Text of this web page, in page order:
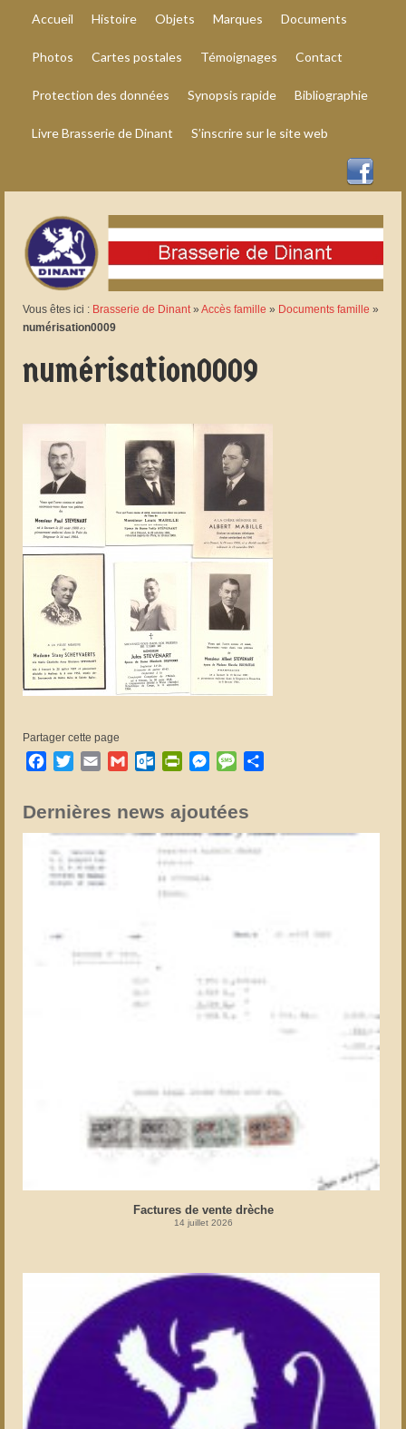
Accueil Histoire Objets Marques Documents
Photos Cartes postales Témoignages Contact
Protection des données Synopsis rapide Bibliographie
Livre Brasserie de Dinant S’inscrire sur le site web
Vous êtes ici : Brasserie de Dinant» Accès famille » Documents famille »
numérisation0009
numérisation0009
Partager cette page
Facebook
TwitterEmail GmailOutlook.com
PrintFriendly
Messenger
Message
Dernières news ajoutées
Factures de vente drèche
14 juillet 2026